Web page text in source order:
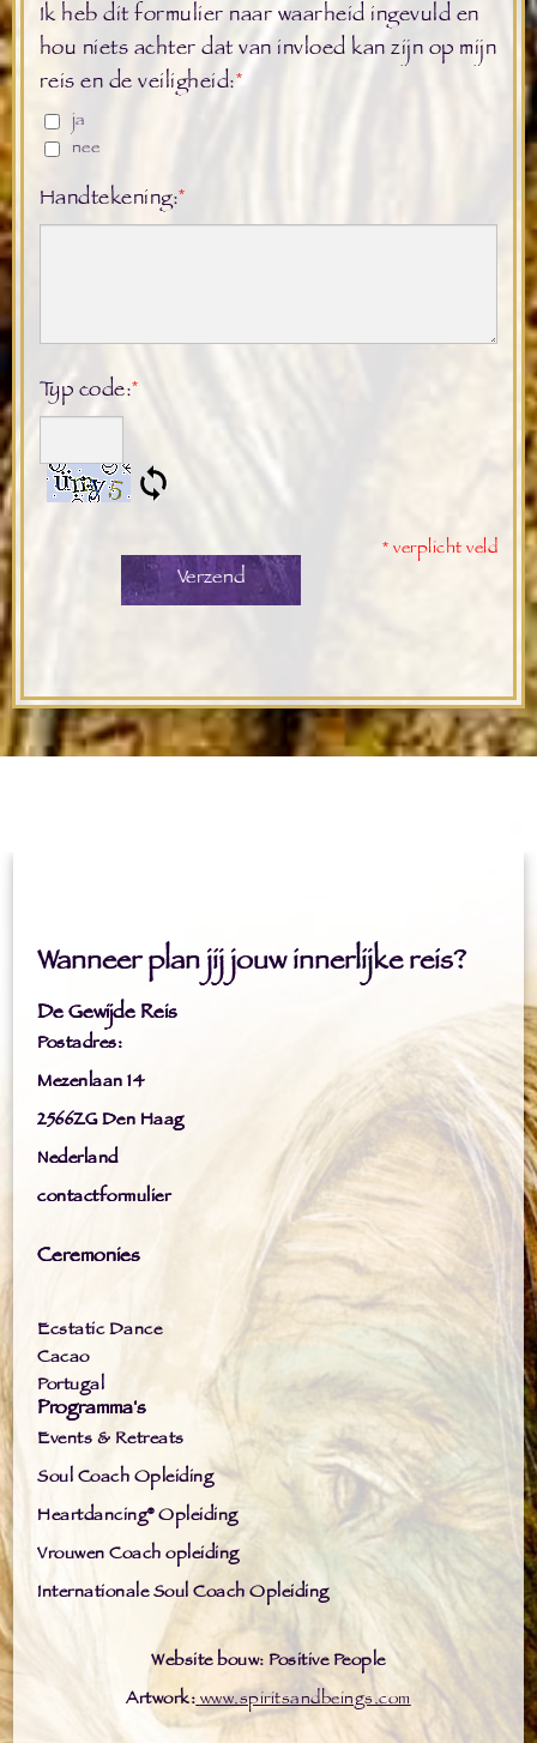
Ik heb dit formulier naar waarheid ingevuld en
hou niets achter dat van invloed kan zijn op mijn
reis en de veiligheid:*
ja
nee
Handtekening:*
Typ code:*
* verplicht veld
Wanneer plan jij jouw innerlijke reis?
De Gewijde Reis
Postadres:
Mezenlaan 14
2566ZG Den Haag
Nederland
contactformulier
Ceremonies
Ecstatic Dance
Cacao
Portugal
Programma's
Events & Retreats
Soul Coach Opleiding
Heartdancing® Opleiding
Vrouwen Coach opleiding
Internationale Soul Coach Opleiding
Website bouw: Positive People
Artwork:www.spiritsandbeings.com